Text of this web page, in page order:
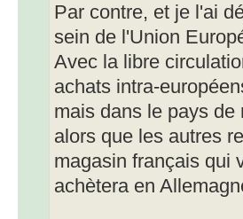
Par contre, et je l'ai
sein de l'Union
Avec la libre
achats intra-
mais dans le pays de
alors que les autres
magasin français qui
achètera en